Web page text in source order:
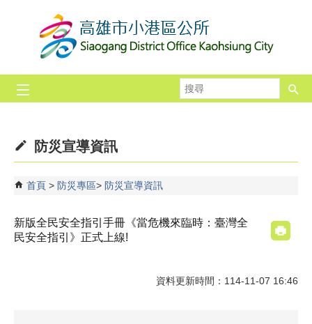
跳到主要內容區塊
尋
防災宣導資訊
首頁 防災專區 防災宣導資訊
新版全民安全指引手冊《當危機來臨時：臺灣全
民安全指引》正式上線!
資料更新時間：114-11-07 16:46